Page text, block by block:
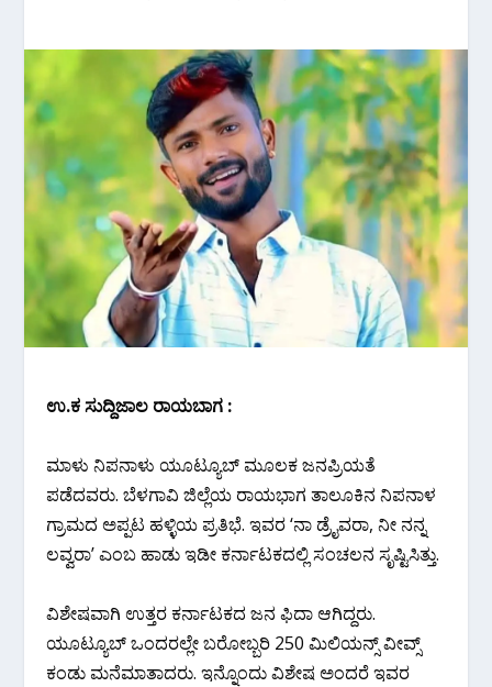
ಉ.ಕ ಸುದ್ದಿಜಾಲ ರಾಯಬಾಗ :
ಮಾಳು ನಿಪನಾಳು ಯೂಟ್ಯೂಬ್‌ ಮೂಲಕ ಜನಪ್ರಿಯತೆ
ಪಡೆದವರು. ಬೆಳಗಾವಿ ಜಿಲ್ಲೆಯ ರಾಯಭಾಗ ತಾಲೂಕಿನ ನಿಪನಾಳ
ಗ್ರಾಮದ ಅಪ್ಪಟ ಹಳ್ಳಿಯ ಪ್ರತಿಭೆ. ಇವರ ‘ನಾ ಡ್ರೈವರಾ, ನೀ ನನ್ನ
ಲವ್ವರಾ’ ಎಂಬ ಹಾಡು ಇಡೀ ಕರ್ನಾಟಕದಲ್ಲಿ ಸಂಚಲನ ಸೃಷ್ಟಿಸಿತ್ತು.
ವಿಶೇಷವಾಗಿ ಉತ್ತರ ಕರ್ನಾಟಕದ ಜನ ಫಿದಾ ಆಗಿದ್ದರು.
ಯೂಟ್ಯೂಬ್ ಒಂದರಲ್ಲೇ ಬರೋಬ್ಬರಿ 250 ಮಿಲಿಯನ್ಸ್ ವೀವ್ಸ್
ಕಂಡು ಮನೆಮಾತಾದರು. ಇನ್ನೊಂದು ವಿಶೇಷ ಅಂದರೆ ಇವರ